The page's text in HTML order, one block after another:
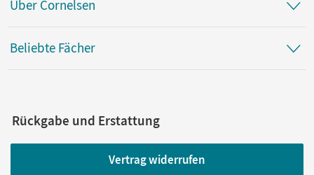
Über Cornelsen
Beliebte Fächer
Rückgabe und Erstattung
Vertrag widerrufen